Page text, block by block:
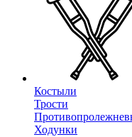
Костыли
Трости
Ходунки